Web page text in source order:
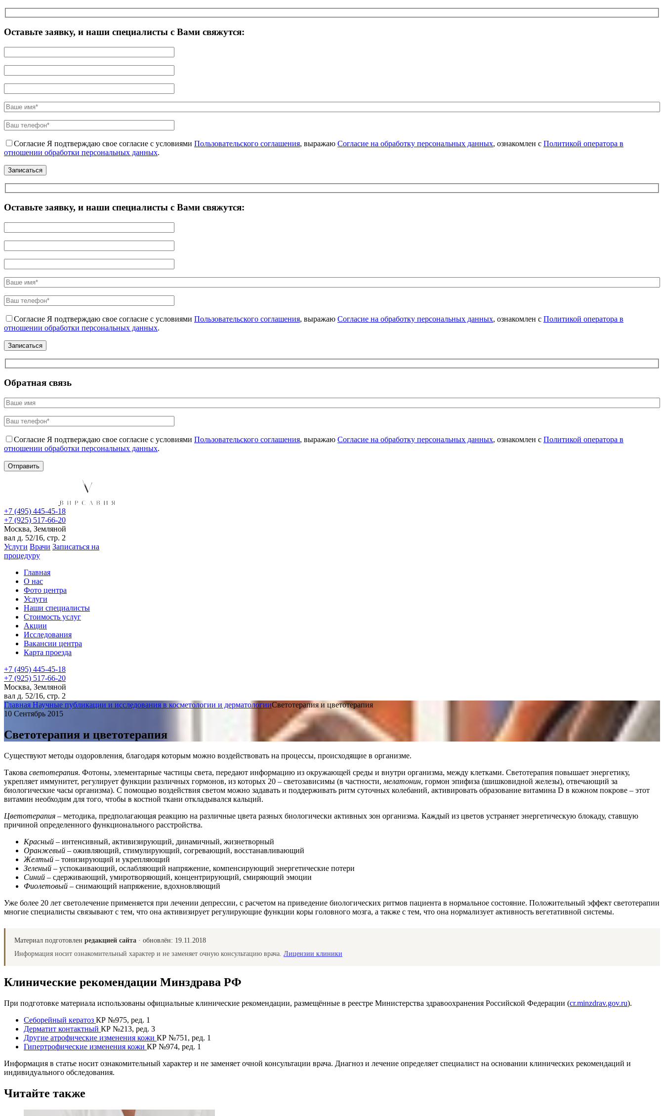
Оставьте заявку, и наши специалисты с Вами свяжутся:
Согласие Я подтверждаю свое согласие с условиями Пользовательского соглашения, выражаю Согласие на обработку персональных данных, ознакомлен с Политикой оператора в
отношении обработки персональных данных.
Оставьте заявку, и наши специалисты с Вами свяжутся:
Согласие Я подтверждаю свое согласие с условиями Пользовательского соглашения, выражаю Согласие на обработку персональных данных, ознакомлен с Политикой оператора в
отношении обработки персональных данных.
Обратная связь
Согласие Я подтверждаю свое согласие с условиями Пользовательского соглашения, выражаю Согласие на обработку персональных данных, ознакомлен с Политикой оператора в
отношении обработки персональных данных.
+7 (495) 445-45-18
+7 (925) 517-66-20
Москва, Земляной
вал д. 52/16, стр. 2
Услуги Врачи Записаться на
процедуру
Главная
О нас
Фото центра
Услуги
Наши специалисты
Стоимость услуг
Акции
Исследования
Вакансии центра
Карта проезда
+7 (495) 445-45-18
+7 (925) 517-66-20
Москва, Земляной
вал д. 52/16, стр. 2
Главная Научные публикации и исследования в косметологии и дерматологииСветотерапия и цветотерапия
10 Сентябрь 2015
Светотерапия и цветотерапия
Существуют методы оздоровления, благодаря которым можно воздействовать на процессы, происходящие в организме.
Такова светотерапия. Фотоны, элементарные частицы света, передают информацию из окружающей среды и внутри организма, между клетками. Светотерапия повышает энергетику,
укрепляет иммунитет, регулирует функции различных гормонов, из которых 20 – светозависимы (в частности, мелатонин, гормон эпифиза (шишковидной железы), отвечающий за
биологические часы организма). С помощью воздействия светом можно задавать и поддерживать ритм суточных колебаний, активировать образование витамина D в кожном покрове – этот
витамин необходим для того, чтобы в костной ткани откладывался кальций.
Цветотерапия – методика, предполагающая реакцию на различные цвета разных биологически активных зон организма. Каждый из цветов устраняет энергетическую блокаду, ставшую
причиной определенного функционального расстройства.
Красный – интенсивный, активизирующий, динамичный, жизнетворный
Оранжевый – оживляющий, стимулирующий, согревающий, восстанавливающий
Желтый – тонизирующий и укрепляющий
Зеленый – успокаивающий, ослабляющий напряжение, компенсирующий энергетические потери
Синий – сдерживающий, умиротворяющий, концентрирующий, смиряющий эмоции
Фиолетовый – снимающий напряжение, вдохновляющий
Уже более 20 лет светолечение применяется при лечении депрессии, с расчетом на приведение биологических ритмов пациента в нормальное состояние. Положительный эффект светотерапии
многие специалисты связывают с тем, что она активизирует регулирующие функции коры головного мозга, а также с тем, что она нормализует активность вегетативной системы.
Материал подготовлен редакцией сайта · обновлён: 19.11.2018
Информация носит ознакомительный характер и не заменяет очную консультацию врача. Лицензии клиники
Клинические рекомендации Минздрава РФ
При подготовке материала использованы официальные клинические рекомендации, размещённые в реестре Министерства здравоохранения Российской Федерации (cr.minzdrav.gov.ru).
Себорейный кератоз КР №975, ред. 1
Дерматит контактный КР №213, ред. 3
Другие атрофические изменения кожи КР №751, ред. 1
Гипертрофические изменения кожи КР №974, ред. 1
Информация в статье носит ознакомительный характер и не заменяет очной консультации врача. Диагноз и лечение определяет специалист на основании клинических рекомендаций и
индивидуального обследования.
Читайте также